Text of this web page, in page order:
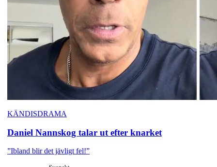
KÄNDISDRAMA
Daniel Nannskog talar ut efter knarket
”Ibland blir det jävligt fel!”